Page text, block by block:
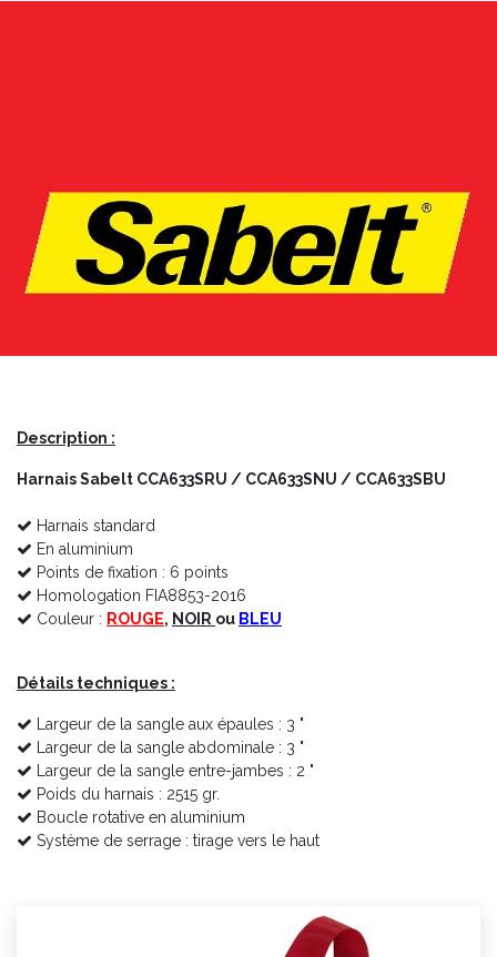
Description :
Harnais Sabelt CCA633SRU / CCA633SNU / CCA633SBU
Harnais standard
En aluminium
Points de fixation : 6 points
Homologation FIA8853-2016
Couleur : ROUGE, NOIR ou BLEU
Détails techniques :
Largeur de la sangle aux épaules : 3 "
Largeur de la sangle abdominale : 3 "
Largeur de la sangle entre-jambes : 2 "
Poids du harnais : 2515 gr.
Boucle rotative en aluminium
Système de serrage : tirage vers le haut